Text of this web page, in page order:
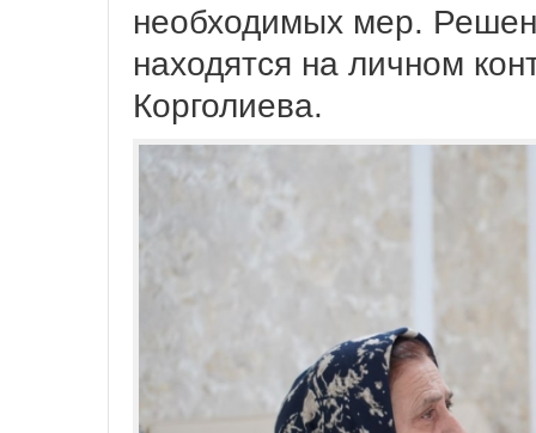
необходимых мер.
находятся на личном
Корголиева.